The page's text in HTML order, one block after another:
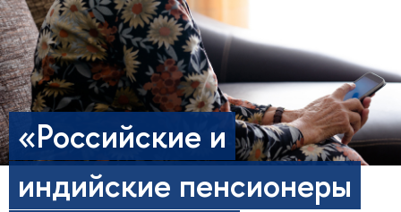
«Российские и
индийские пенсионеры